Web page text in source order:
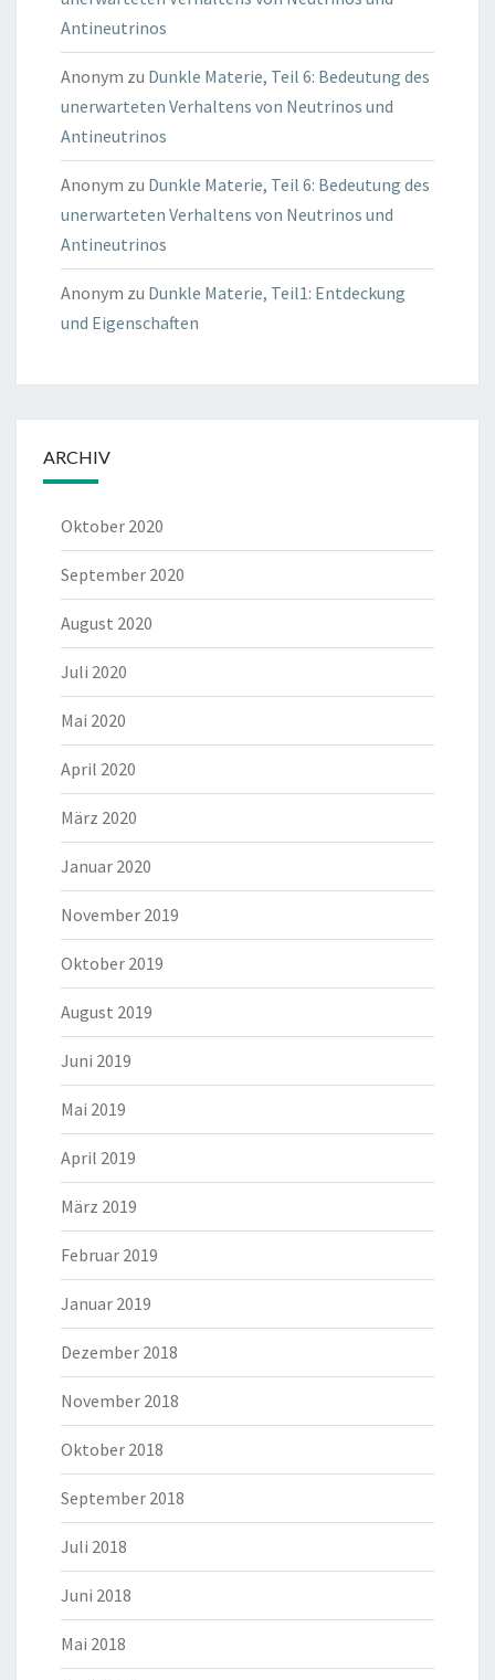
Antineutrinos
Anonym zu Dunkle Materie, Teil 6: Bedeutung des
unerwarteten Verhaltens von Neutrinos und
Antineutrinos
Anonym zu Dunkle Materie, Teil 6: Bedeutung des
unerwarteten Verhaltens von Neutrinos und
Antineutrinos
Anonym zu Dunkle Materie, Teil1: Entdeckung
und Eigenschaften
ARCHIV
Oktober 2020
September 2020
August 2020
Juli 2020
Mai 2020
April 2020
März 2020
Januar 2020
November 2019
Oktober 2019
August 2019
Juni 2019
Mai 2019
April 2019
März 2019
Februar 2019
Januar 2019
Dezember 2018
November 2018
Oktober 2018
September 2018
Juli 2018
Juni 2018
Mai 2018